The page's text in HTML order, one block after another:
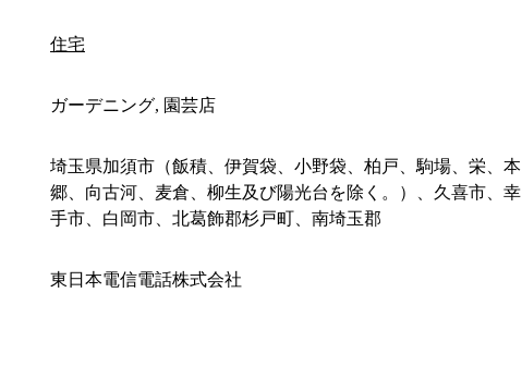
住宅
ガーデニング, 園芸店
埼玉県加須市（飯積、伊賀袋、小野袋、柏戸、駒場、栄、本
郷、向古河、麦倉、柳生及び陽光台を除く。）、久喜市、幸
手市、白岡市、北葛飾郡杉戸町、南埼玉郡
東日本電信電話株式会社